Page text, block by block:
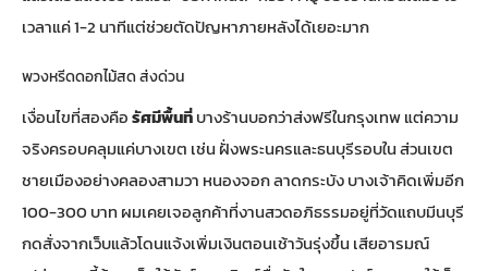
เวลาแค่ 1-2 นาทีแต่ช่วยตัดปัญหาภายหลังได้เยอะมาก
พวงหรีดดอกไม้สด ส่งด่วน
เงื่อนไขที่สองคือรัศมีพื้นที่บางร้านบอกว่าส่งฟรีในกรุงเทพ แต่ความ
จริงครอบคลุมแค่บางเขต เช่น ฝั่งพระนครและธนบุรีรอบใน ส่วนเขต
ชายเมืองอย่างคลองสามวา หนองจอก ลาดกระบัง บางเจ้าคิดเพิ่มอีก
100-300 บาท ผมเคยเจอลูกค้าที่งานสวดอภิธรรมอยู่ที่วัดแถบมีนบุรี
กดสั่งจากเว็บแล้วโดนแจ้งเพิ่มเงินตอนเช้าวันรุ่งขึ้น เสียอารมณ์